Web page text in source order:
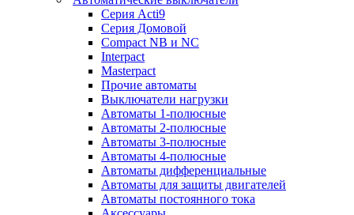
Серия Acti9
Серия Домовой
Compact NB и NC
Interpact
Masterpact
Прочие автоматы
Выключатели нагрузки
Автоматы 1-полюсные
Автоматы 2-полюсные
Автоматы 3-полюсные
Автоматы 4-полюсные
Автоматы дифференциальные
Автоматы для защиты двигателей
Автоматы постоянного тока